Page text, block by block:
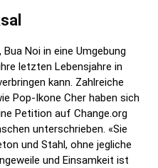
Noi in eine Umgebung
letzten Lebensjahre in
kann. Zahlreiche
Pop-Ikone Cher haben sich
Petition auf Change.org
unterschrieben. «Sie
und Stahl, ohne jegliche
und Einsamkeit ist